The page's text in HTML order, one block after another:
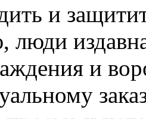
и
люди
и